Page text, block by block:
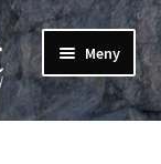
Meny